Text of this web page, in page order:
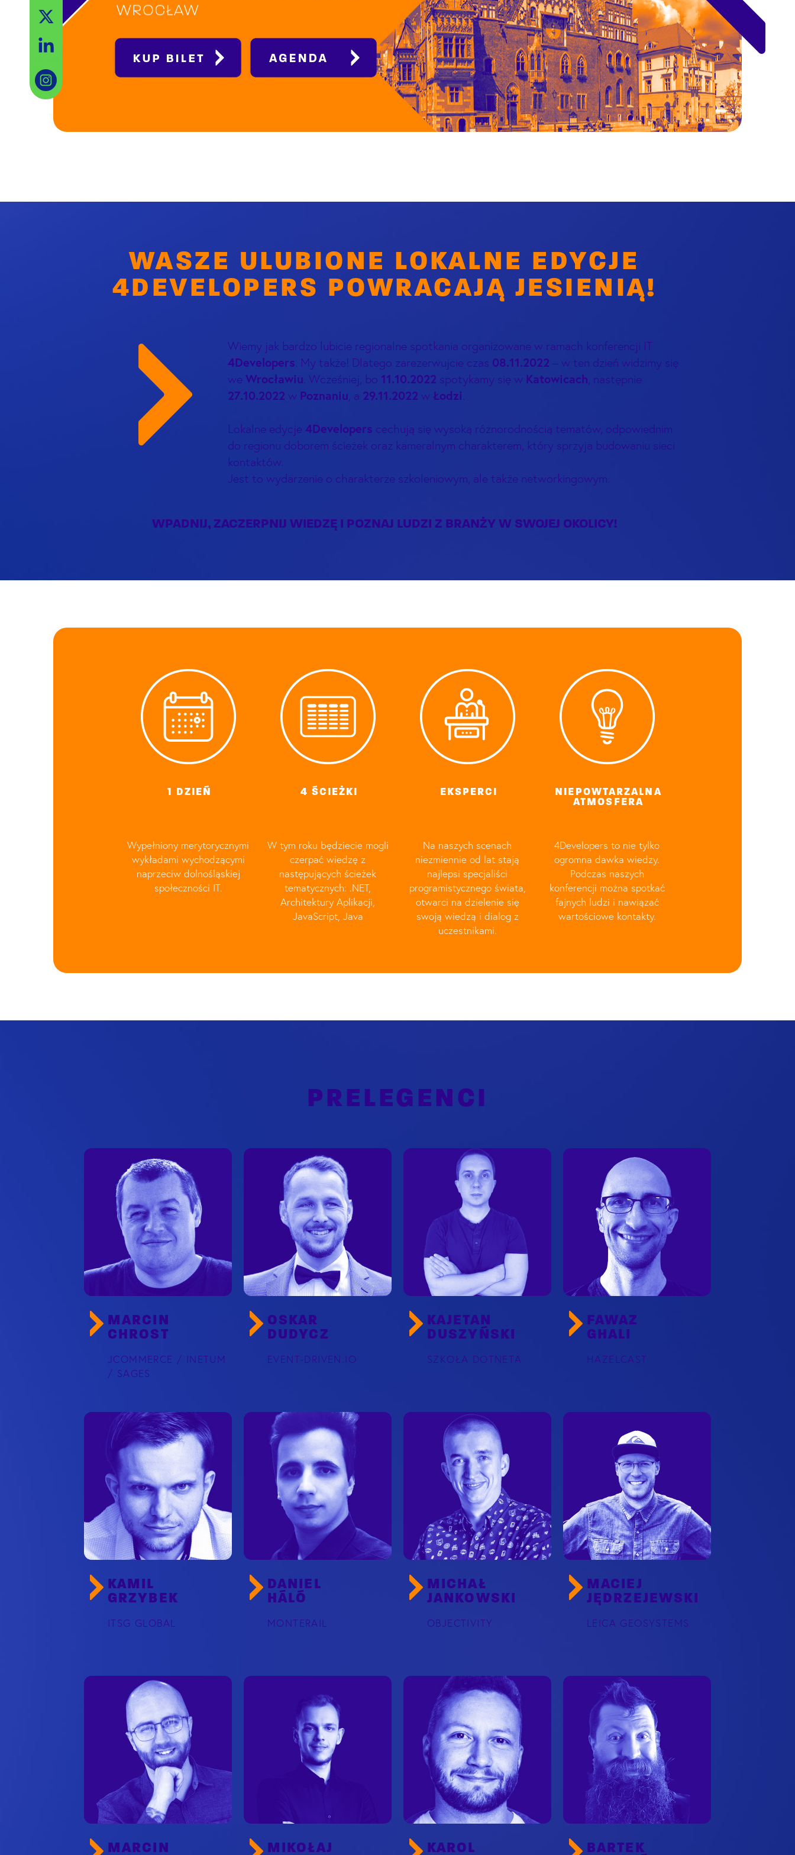
WASZE ULUBIONE LOKALNE EDYCJE
4DEVELOPERS POWRACAJĄ JESIENIĄ!
Wiemy jak bardzo lubicie regionalne spotkania organizowane w ramach konferencji IT
4Developers. My także! Dlatego zarezerwujcie czas 08.11.2022 – w ten dzień widzimy się
we Wrocławiu. Wcześniej, bo 11.10.2022 spotykamy się w Katowicach, następnie
27.10.2022 w Poznaniu, a 29.11.2022 w Łodzi.
Lokalne edycje 4Developers cechują się wysoką różnorodnością tematów, odpowiednim
do regionu doborem ścieżek oraz kameralnym charakterem, który sprzyja budowaniu sieci
kontaktów.
Jest to wydarzenie o charakterze szkoleniowym, ale także networkingowym.
WPADNIJ, ZACZERPNIJ WIEDZĘ I POZNAJ LUDZI Z BRANŻY W SWOJEJ OKOLICY!
1 DZIEŃ
Wypełniony merytorycznymi
wykładami wychodzącymi
naprzeciw dolnośląskiej
społeczności IT.
4 ŚCIEŻKI
W tym roku będziecie mogli
czerpać wiedzę z
następujących ścieżek
tematycznych: .NET,
Architektury Aplikacji,
JavaScript, Java
EKSPERCI
Na naszych scenach
niezmiennie od lat stają
najlepsi specjaliści
programistycznego świata,
otwarci na dzielenie się
swoją wiedzą i dialog z
uczestnikami.
NIEPOWTARZALNA
ATMOSFERA
4Developers to nie tylko
ogromna dawka wiedzy.
Podczas naszych
konferencji można spotkać
fajnych ludzi i nawiązać
wartościowe kontakty.
PRELEGENCI
MARCIN
CHROST
JCOMMERCE / INETUM
/ SAGES
OSKAR
DUDYCZ
EVENT-DRIVEN.IO
KAJETAN
DUSZYŃSKI
SZKOŁA DOTNETA
FAWAZ
GHALI
HAZELCAST
KAMIL
GRZYBEK
ITSG GLOBAL
DANIEL
HÁLÓ
MONTERAIL
MICHAŁ
JANKOWSKI
OBJECTIVITY
MACIEJ
JĘDRZEJEWSKI
LEICA GEOSYSTEMS
MARCIN MIKOŁAJ KAROL BARTEK
Facebook
X